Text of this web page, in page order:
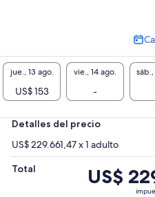
las
jue., 13 ago.
US$ 153
vie., 14 ago.
-
sáb.,
Detalles del precio
US$ 229.661,47 x 1 adulto
Total
El
precio
US$